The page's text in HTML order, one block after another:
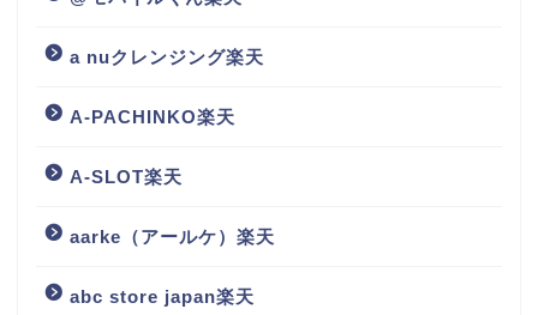
a nuクレンジング楽天
A-PACHINKO楽天
A-SLOT楽天
aarke（アールケ）楽天
abc store japan楽天